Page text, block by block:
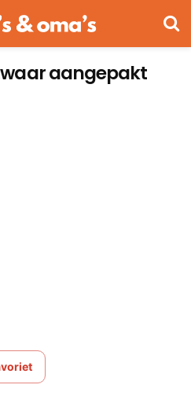
aangepakt